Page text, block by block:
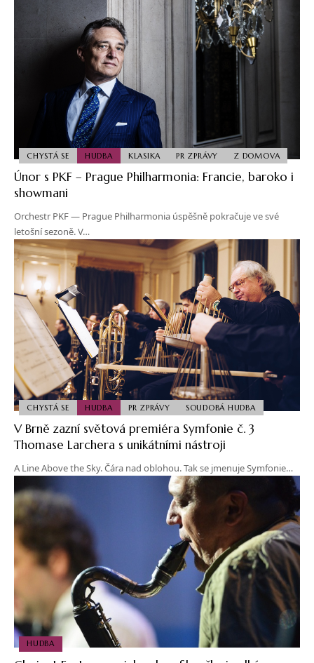
CHYSTÁ SE HUDBA KLASIKA PR ZPRÁVY Z DOMOVA
Únor s PKF – Prague Philharmonia: Francie, baroko i
showmani
Orchestr PKF — Prague Philharmonia úspěšně pokračuje ve své
letošní sezoně. V…
CHYSTÁ SE HUDBA PR ZPRÁVY SOUDOBÁ HUDBA
V Brně zazní světová premiéra Symfonie č. 3
Thomase Larchera s unikátními nástroji
A Line Above the Sky. Čára nad oblohou. Tak se jmenuje Symfonie…
HUDBA